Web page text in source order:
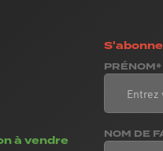
à vendre
PRÉNOM*
NOM DE